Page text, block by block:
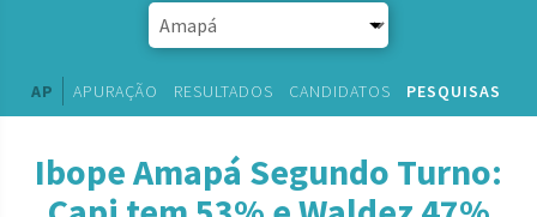
AP APURAÇÃO RESULTADOS CANDIDATOS PESQUISAS
Ibope Amapá Segundo Turno: